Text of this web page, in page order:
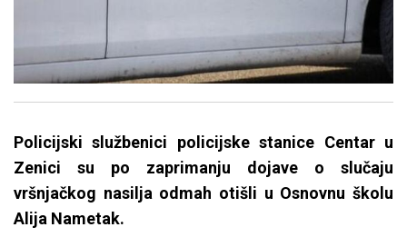
Policijski službenici policijske stanice Centar u
Zenici su po zaprimanju dojave o slučaju
vršnjačkog nasilja odmah otišli u Osnovnu školu
Alija Nametak.